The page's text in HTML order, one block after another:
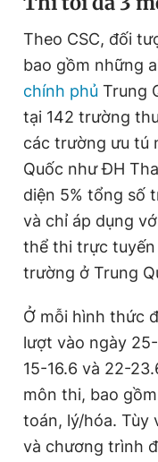
Đặt báo Quảng cáo
Tổng biên tập: Nguyễn
Phó tổng biên tập
Phó tổng biên tập: Lâm
Phó tổng biên tập:
Tổng thư ký tòa soạn:
Giấy phép xuất bản số
© 2003-2026 Bản
chép dưới mọi hình
bản. Phát triển bởi ePi
Theo CSC, đối
bao gồm những
chính phủ Trung
tại 142 trường
các trường ưu tú
Quốc như ĐH
diện 5% tổng số
và chỉ áp dụng
thể thi trực
trường ở Trung
Ở mỗi hình thức
lượt vào ngày
15-16.6 và 22-
môn thi, bao
toán, lý/hóa. Tùy
và chương trình